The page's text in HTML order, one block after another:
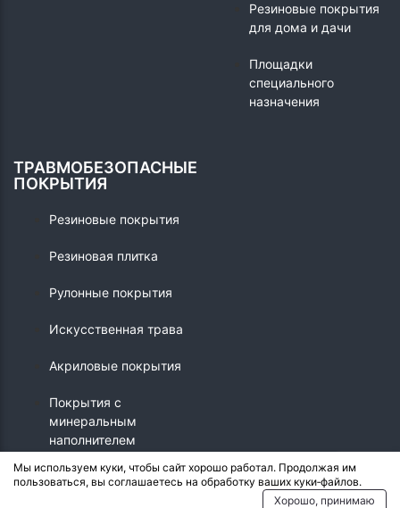
Резиновые покрытия
для дома и дачи
Площадки
специального
назначения
ТРАВМОБЕЗОПАСНЫЕ
ПОКРЫТИЯ
Резиновые покрытия
Резиновая плитка
Рулонные покрытия
Искусственная трава
Акриловые покрытия
Покрытия с
минеральным
наполнителем
Мы используем куки, чтобы сайт хорошо работал. Продолжая им
пользоваться, вы соглашаетесь на обработку ваших куки‑файлов.
Хорошо, принимаю